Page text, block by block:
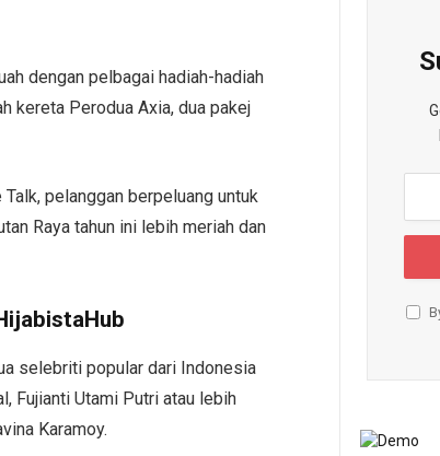
dengan pelbagai hadiah-hadiah
kereta Perodua Axia, dua pakej
pelanggan berpeluang untuk
Raya tahun ini lebih meriah dan
selebriti popular dari Indonesia
Fujianti Utami Putri atau lebih
Karamoy.